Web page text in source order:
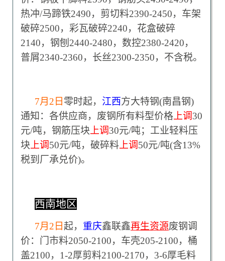
热冲/马蹄铁2490，剪切料2390-2450，车架
破碎2500，彩瓦破碎2240，花盒破碎
2140，钢刨2440-2480，数控2380-2420，
普屑2340-2360，长丝2300-2350，不含税。
7月2日 零时起， 江西方大特钢(南昌钢)
通知：各供应商，废钢所有料型价格 上调30
元/吨，钢筋压块 上调30元/吨；工业轻料压
块 上调50元/吨，破碎料 上调50元/吨(含13%
税到厂承兑价)。
西南地区
7月2日 起， 重庆鑫联鑫再生资源废钢调
价：门市料2050-2100，车壳205-2100，桶
盖2100，1-2厚剪料2100-2170，3-6厚毛料